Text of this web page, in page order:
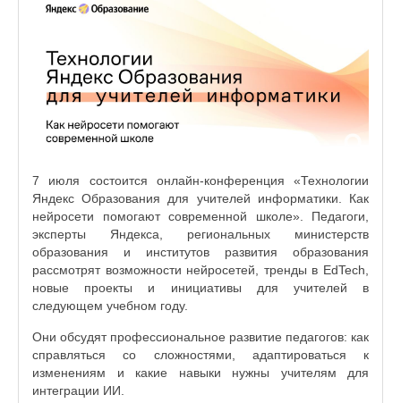
7 июля состоится онлайн-конференция «Технологии
Яндекс Образования для учителей информатики. Как
нейросети помогают современной школе». Педагоги,
эксперты Яндекса, региональных министерств
образования и институтов развития образования
рассмотрят возможности нейросетей, тренды в EdTech,
новые проекты и инициативы для учителей в
следующем учебном году.
Они обсудят профессиональное развитие педагогов: как
справляться со сложностями, адаптироваться к
изменениям и какие навыки нужны учителям для
интеграции ИИ.